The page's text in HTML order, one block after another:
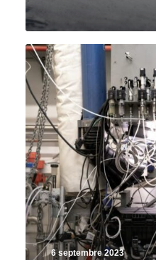
6 septembre 2023